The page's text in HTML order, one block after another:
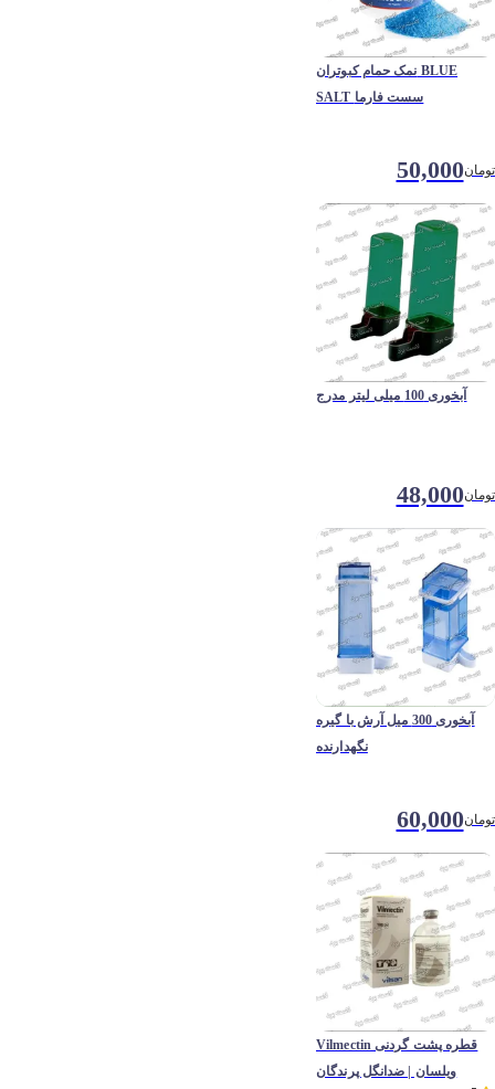
نمک حمام کبوتران BLUE
SALT سست فارما
50,000تومان
آبخوری 100 میلی لیتر مدرج
48,000تومان
آبخوری 300 میل آرش با گیره
نگهدارنده
60,000تومان
Vilmectin قطره پشت گردنی
ویلسان | ضدانگل پرندگان